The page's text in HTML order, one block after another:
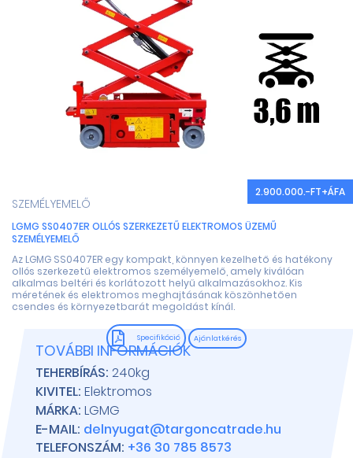
2.900.000.-FT+ÁFA
SZEMÉLYEMELŐ
LGMG SS0407ER OLLÓS SZERKEZETŰ ELEKTROMOS ÜZEMŰ
SZEMÉLYEMELŐ
Az LGMG SS0407ER egy kompakt, könnyen kezelhető és hatékony
ollós szerkezetű elektromos személyemelő, amely kiválóan
alkalmas beltéri és korlátozott helyű alkalmazásokhoz. Kis
méretének és elektromos meghajtásának köszönhetően
csendes és környezetbarát megoldást kínál.
Specifikáció Ajánlatkérés
TOVÁBBI INFORMÁCIÓK
TEHERBÍRÁS: 240kg
KIVITEL: Elektromos
MÁRKA: LGMG
E-MAIL: delnyugat@targoncatrade.hu
TELEFONSZÁM: +36 30 785 8573